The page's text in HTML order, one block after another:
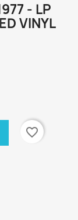
- LP
VINYL
favorite_border